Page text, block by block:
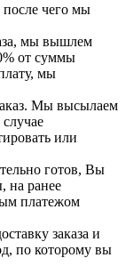
после чего мы
мы вышлем
от суммы
мы
Мы высылаем
или
готов, Вы
на ранее
платежом
заказа и
по которому вы